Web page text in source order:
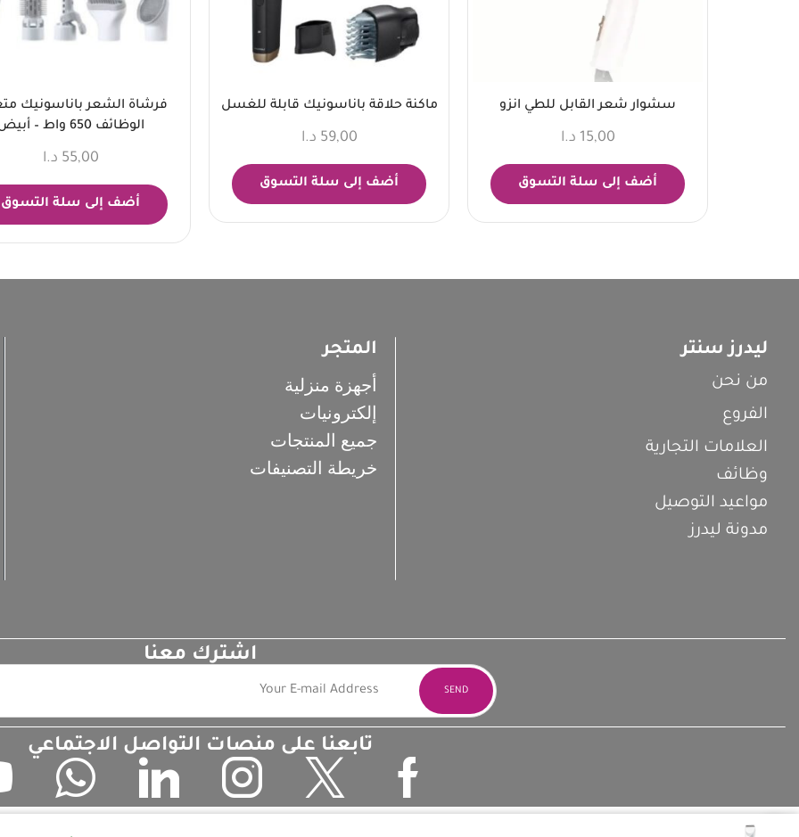
سشوار شعر القابل للطي انزو
15,00 د.ا
أضف إلى سلة التسوق
ماكنة حلاقة باناسونيك قابلة للغسل
59,00 د.ا
أضف إلى سلة التسوق
فرشاة الشعر باناسونيك
الوظائف 650 واط – أبيض
55,00 د.ا
أضف إلى سلة التسوق
ليدرز سنتر
من نحن
الفروع
العلامات التجارية
وظائف
مواعيد التوصيل
مدونة ليدرز
المتجر
أجهزة منزلية
إلكترونيات
جميع المنتجات
خريطة التصنيفات
اشترك معنا
تابعنا على منصات التواصل الاجتماعي